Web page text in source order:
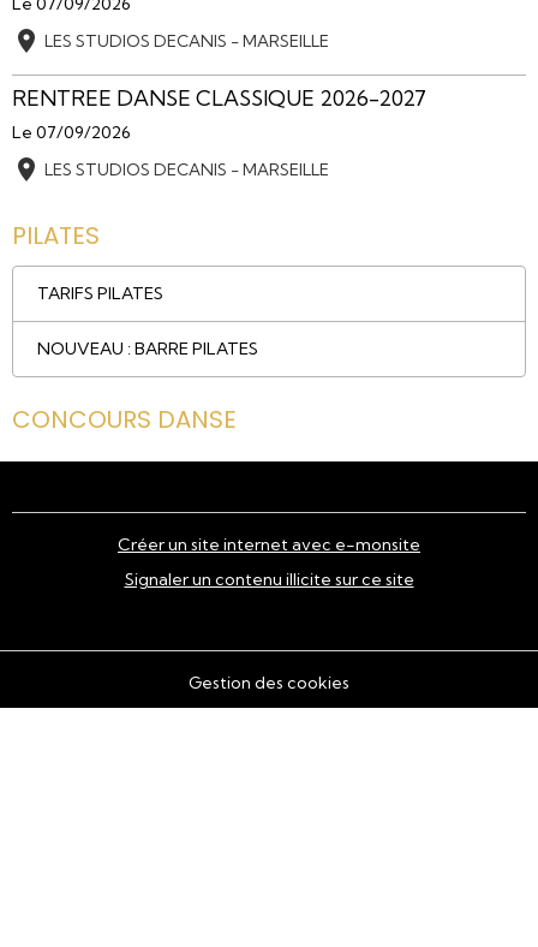
LES STUDIOS DECANIS - MARSEILLE
RENTREE DANSE CLASSIQUE 2026-2027
Le 07/09/2026
LES STUDIOS DECANIS - MARSEILLE
PILATES
TARIFS PILATES
NOUVEAU : BARRE PILATES
CONCOURS DANSE
Créer un site internet avec e-monsite
Signaler un contenu illicite sur ce site
Gestion des cookies